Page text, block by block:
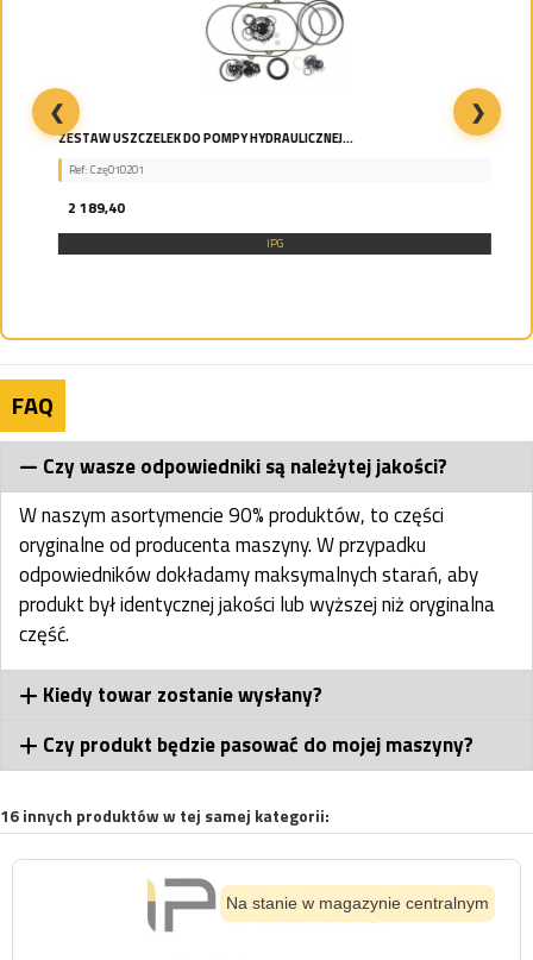
ZESTAW USZCZELEK DO POMPY HYDRAULICZNEJ...
Ref: Czę010201
2 189,40
IPG
❮ ❯
FAQ
Czy wasze odpowiedniki są należytej jakości?
W naszym asortymencie 90% produktów, to części
oryginalne od producenta maszyny. W przypadku
odpowiedników dokładamy maksymalnych starań, aby
produkt był identycznej jakości lub wyższej niż oryginalna
część.
Kiedy towar zostanie wysłany?
Czy produkt będzie pasować do mojej maszyny?
16 innych produktów w tej samej kategorii:
Na stanie w magazynie centralnym